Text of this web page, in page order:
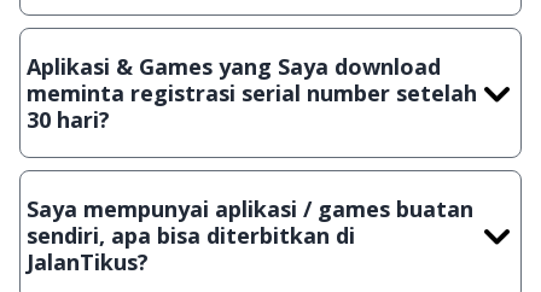
Ya, JalanTikus selalu melakukan scanning dengan 3 jenis
suatu aplikasi atau games, sehingga bisa dijamin 100%
terbebas dari virus.
Aplikasi & Games yang Saya download
meminta registrasi serial number setelah
30 hari?
Meskipun dibagikan secara gratis, namun ada beberapa
hanya bisa digunakan dalam jangka waktu tertentu dan jika
ingin lanjut menggunakannya kamu harus membeli lisensi
aslinya.
Saya mempunyai aplikasi / games buatan
sendiri, apa bisa diterbitkan di
JalanTikus?